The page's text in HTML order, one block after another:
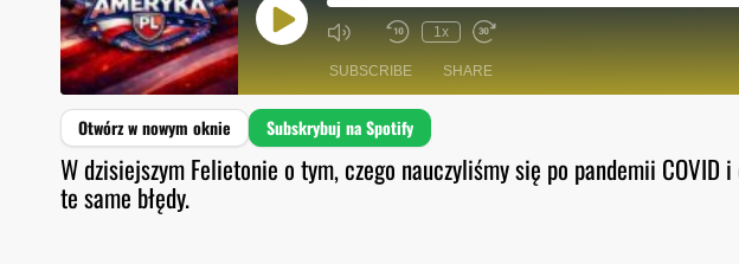
P
L
E
I
S
O
D
1x
SUBSCRIBE SHARE
RSS FEED
SHARE
LINK
W dzisiejszym Felietonie o tym, czego nauczyliśmy się po pandemii COVID i
te same błędy.